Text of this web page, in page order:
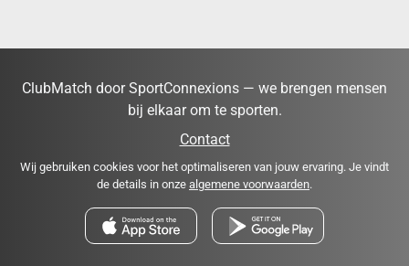
ClubMatch door SportConnexions — we brengen mensen
bij elkaar om te sporten.
Contact
Wij gebruiken cookies voor het optimaliseren van jouw ervaring. Je vindt
de details in onze algemene voorwaarden.